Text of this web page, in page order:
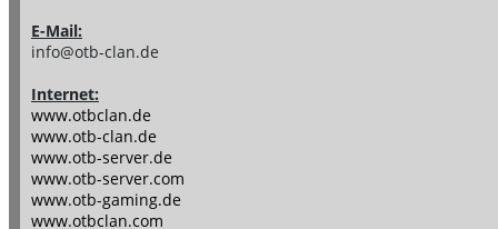
E-Mail:
info@otb-clan.de
Internet:
www.otbclan.de
www.otb-clan.de
www.otb-server.de
www.otb-server.com
www.otb-gaming.de
www.otbclan.com